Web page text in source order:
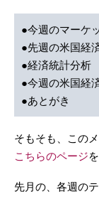
●今週のマーケ
●先週の米国経
●経済統計分析
●今週の米国経
●あとがき
そもそも、この
こちらのページ
先月の、各週の